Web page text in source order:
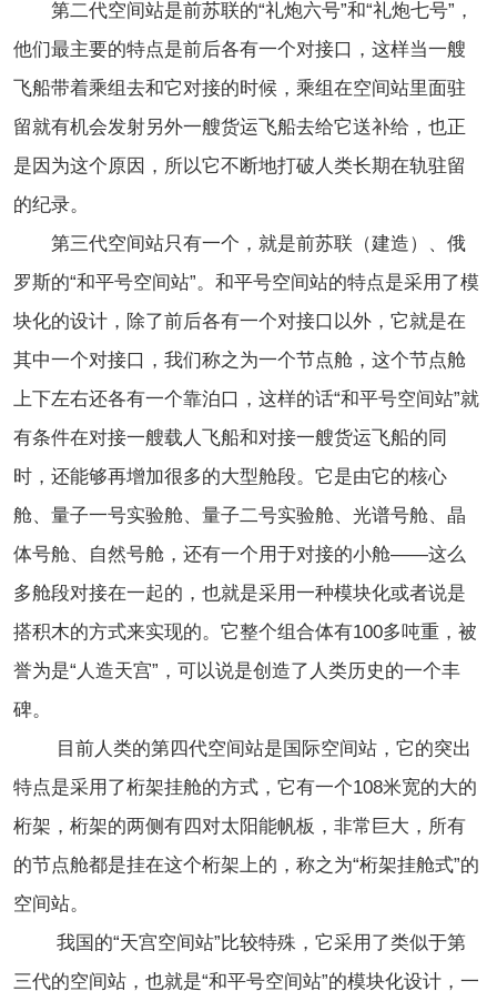
第二代空间站是前苏联的“礼炮六号”和“礼炮七号”，
他们最主要的特点是前后各有一个对接口，这样当一艘
飞船带着乘组去和它对接的时候，乘组在空间站里面驻
留就有机会发射另外一艘货运飞船去给它送补给，也正
是因为这个原因，所以它不断地打破人类长期在轨驻留
的纪录。
第三代空间站只有一个，就是前苏联（建造）、俄
罗斯的“和平号空间站”。和平号空间站的特点是采用了模
块化的设计，除了前后各有一个对接口以外，它就是在
其中一个对接口，我们称之为一个节点舱，这个节点舱
上下左右还各有一个靠泊口，这样的话“和平号空间站”就
有条件在对接一艘载人飞船和对接一艘货运飞船的同
时，还能够再增加很多的大型舱段。它是由它的核心
舱、量子一号实验舱、量子二号实验舱、光谱号舱、晶
体号舱、自然号舱，还有一个用于对接的小舱——这么
多舱段对接在一起的，也就是采用一种模块化或者说是
搭积木的方式来实现的。它整个组合体有100多吨重，被
誉为是“人造天宫”，可以说是创造了人类历史的一个丰
碑。
目前人类的第四代空间站是国际空间站，它的突出
特点是采用了桁架挂舱的方式，它有一个108米宽的大的
桁架，桁架的两侧有四对太阳能帆板，非常巨大，所有
的节点舱都是挂在这个桁架上的，称之为“桁架挂舱式”的
空间站。
我国的“天宫空间站”比较特殊，它采用了类似于第
三代的空间站，也就是“和平号空间站”的模块化设计，一